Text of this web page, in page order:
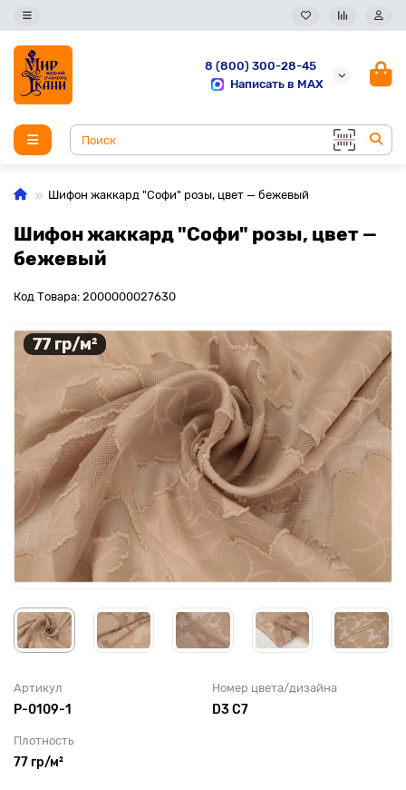
8 (800) 300-28-45
Написать в MAX
Шифон жаккард "Софи" розы, цвет — бежевый
Шифон жаккард "Софи" розы, цвет —
бежевый
Код Товара: 2000000027630
77 гр/м²
Артикул
P-0109-1
Номер цвета/дизайна
D3 C7
Плотность
77 гр/м²